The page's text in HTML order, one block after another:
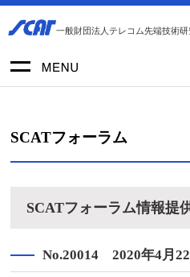
一般財団法人テレコム先端技術
SCATフォーラム
SCATフォーラム情報提
No.20014 2020年4月